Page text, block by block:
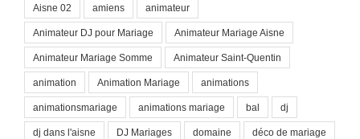
Aisne 02 amiens animateur
Animateur DJ pour Mariage Animateur Mariage Aisne
Animateur Mariage Somme Animateur Saint-Quentin
animation Animation Mariage animations
animationsmariage animations mariage bal dj
dj dans l'aisne DJ Mariages domaine déco de mariage